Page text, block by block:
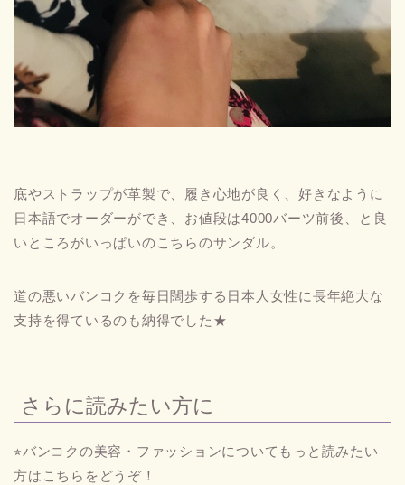
底やストラップが革製で、履き心地が良く、好きなように
日本語でオーダーができ、お値段は4000バーツ前後、と良
いところがいっぱいのこちらのサンダル。
道の悪いバンコクを毎日闊歩する日本人女性に長年絶大な
支持を得ているのも納得でした★
さらに読みたい方に
⭐︎バンコクの美容・ファッションについてもっと読みたい
方はこちらをどうぞ！